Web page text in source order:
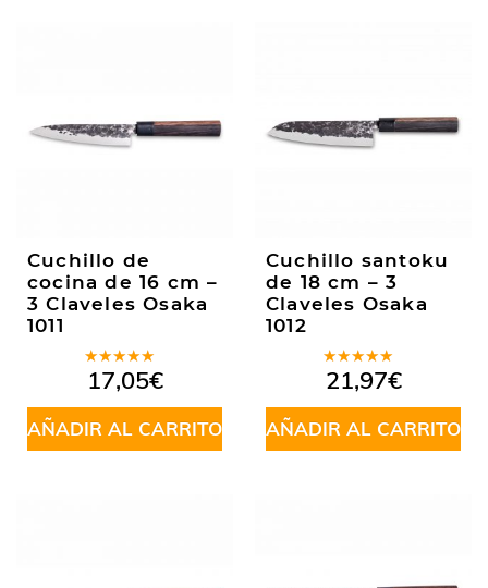
Cuchillo de
cocina de 16 cm –
3 Claveles Osaka
1011
Valorado
en5.00de
5
17,05€
AÑADIR AL CARRITO
Cuchillo santoku
de 18 cm – 3
Claveles Osaka
1012
Valorado
en4.67
de 5
21,97€
AÑADIR AL CARRITO